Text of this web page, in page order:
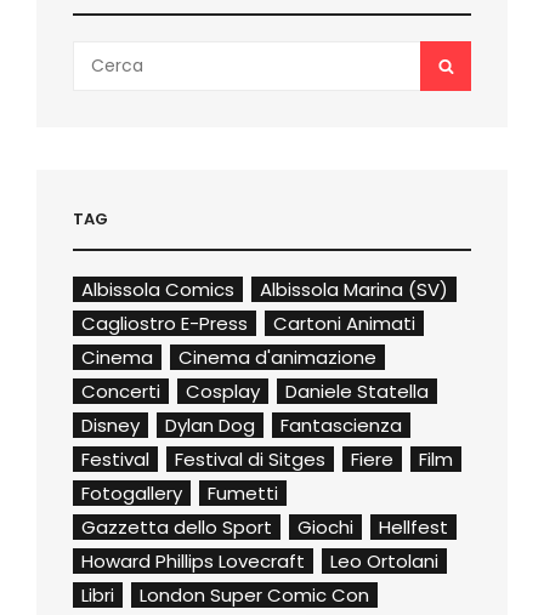
for:
SEARCH
TAG
Albissola Comics
Albissola Marina (SV)
Cagliostro E-Press
Cartoni Animati
Cinema
Cinema d'animazione
Concerti
Cosplay
Daniele Statella
Disney
Dylan Dog
Fantascienza
Festival
Festival di Sitges Fiere
Film
Fotogallery
Fumetti
Gazzetta dello Sport
Giochi
Hellfest
Howard Phillips Lovecraft
Leo Ortolani
Libri
London Super Comic Con